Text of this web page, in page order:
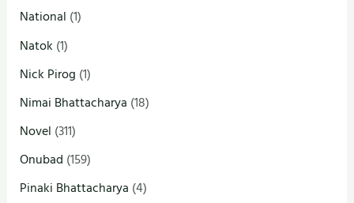
National (1)
Natok (1)
Nick Pirog (1)
Nimai Bhattacharya (18)
Novel (311)
Onubad (159)
Pinaki Bhattacharya (4)